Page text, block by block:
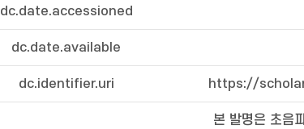
dc.date.accessioned
dc.date.available
dc.identifier.uri https://
본 발명은 초음